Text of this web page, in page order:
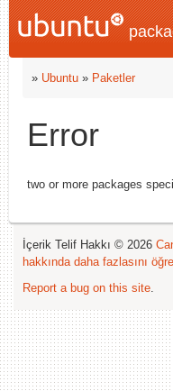
» Ubuntu » Paketler
Error
two or more packages
İçerik Telif Hakkı © 2026
hakkında daha fazlasını
Report a bug on this site.